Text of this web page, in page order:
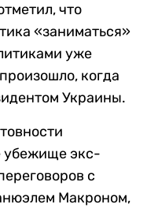
что
«заниматься»
уже
когда
Украины.
убежище экс-
с
Макроном,